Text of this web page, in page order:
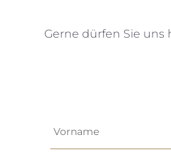
Gerne dürfen Sie